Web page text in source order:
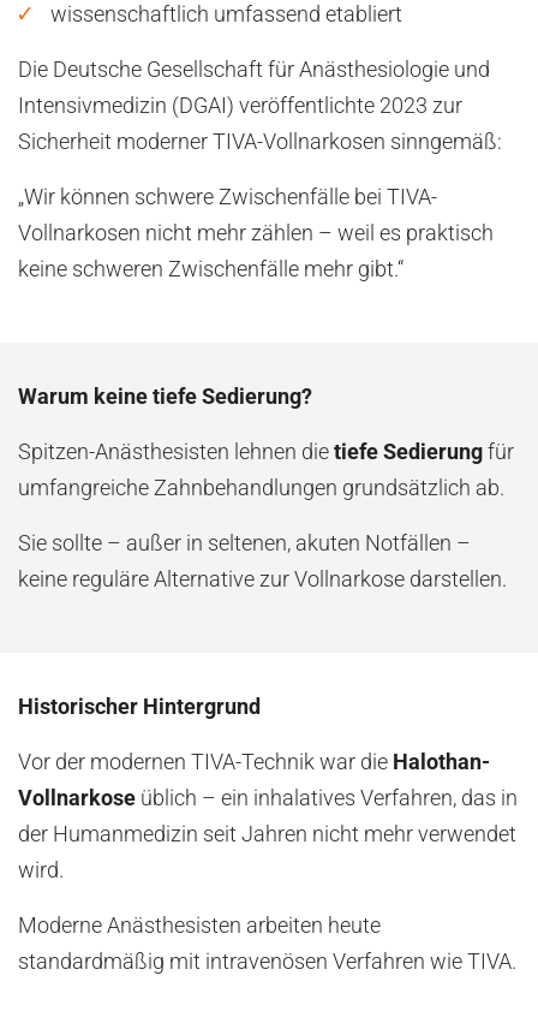
wissenschaftlich umfassend etabliert
Die Deutsche Gesellschaft für Anästhesiologie und
Intensivmedizin (DGAI) veröffentlichte 2023 zur
Sicherheit moderner TIVA-Vollnarkosen sinngemäß:
„Wir können schwere Zwischenfälle bei TIVA-
Vollnarkosen nicht mehr zählen – weil es praktisch
keine schweren Zwischenfälle mehr gibt.“
Warum keine tiefe Sedierung?
Spitzen-Anästhesisten lehnen die tiefe Sedierung für
umfangreiche Zahnbehandlungen grundsätzlich ab.
Sie sollte – außer in seltenen, akuten Notfällen –
keine reguläre Alternative zur Vollnarkose darstellen.
Historischer Hintergrund
Vor der modernen TIVA-Technik war die Halothan-
Vollnarkose üblich – ein inhalatives Verfahren, das in
der Humanmedizin seit Jahren nicht mehr verwendet
wird.
Moderne Anästhesisten arbeiten heute
standardmäßig mit intravenösen Verfahren wie TIVA.